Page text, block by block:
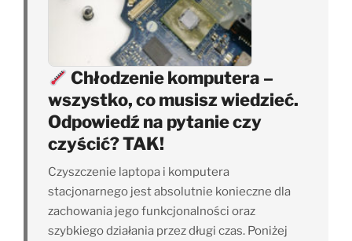
Chłodzenie komputera –
wszystko, co musisz wiedzieć.
Odpowiedź na pytanie czy
czyścić? TAK!
Czyszczenie laptopa i komputera
stacjonarnego jest absolutnie konieczne dla
zachowania jego funkcjonalności oraz
szybkiego działania przez długi czas. Poniżej